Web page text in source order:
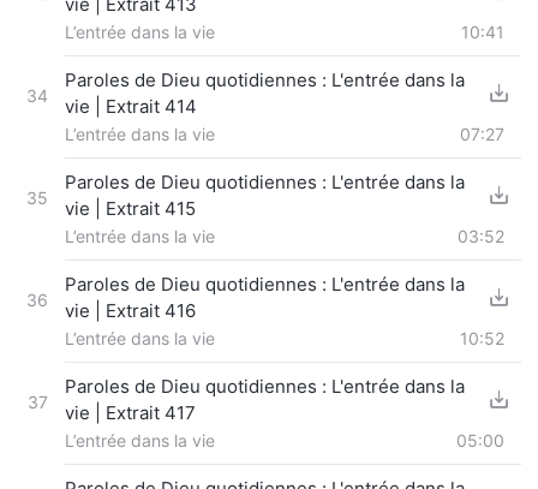
L’entrée dans la vie 10:41
34
Paroles de Dieu quotidiennes : L'entrée dans la
vie | Extrait 414
L’entrée dans la vie 07:27
35
Paroles de Dieu quotidiennes : L'entrée dans la
vie | Extrait 415
L’entrée dans la vie 03:52
36
Paroles de Dieu quotidiennes : L'entrée dans la
vie | Extrait 416
L’entrée dans la vie 10:52
37
Paroles de Dieu quotidiennes : L'entrée dans la
vie | Extrait 417
L’entrée dans la vie 05:00